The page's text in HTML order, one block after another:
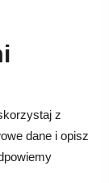
z
dane i opisz